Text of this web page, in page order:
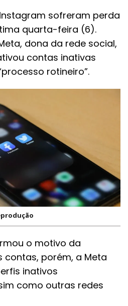
sofreram perda
quarta-feira (6).
dona da rede social,
contas inativas
rotineiro”.
o motivo da
porém, a Meta
inativos
como outras redes